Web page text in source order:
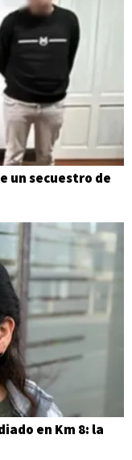
un secuestro de
en Km 8: la